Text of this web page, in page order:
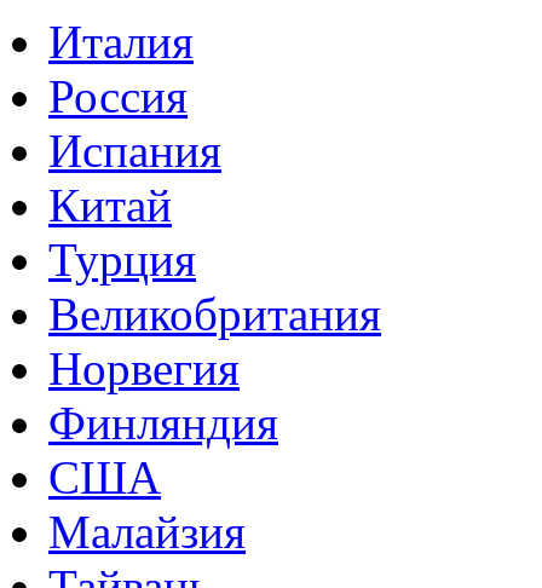
Италия
Россия
Испания
Китай
Турция
Великобритания
Норвегия
Финляндия
США
Малайзия